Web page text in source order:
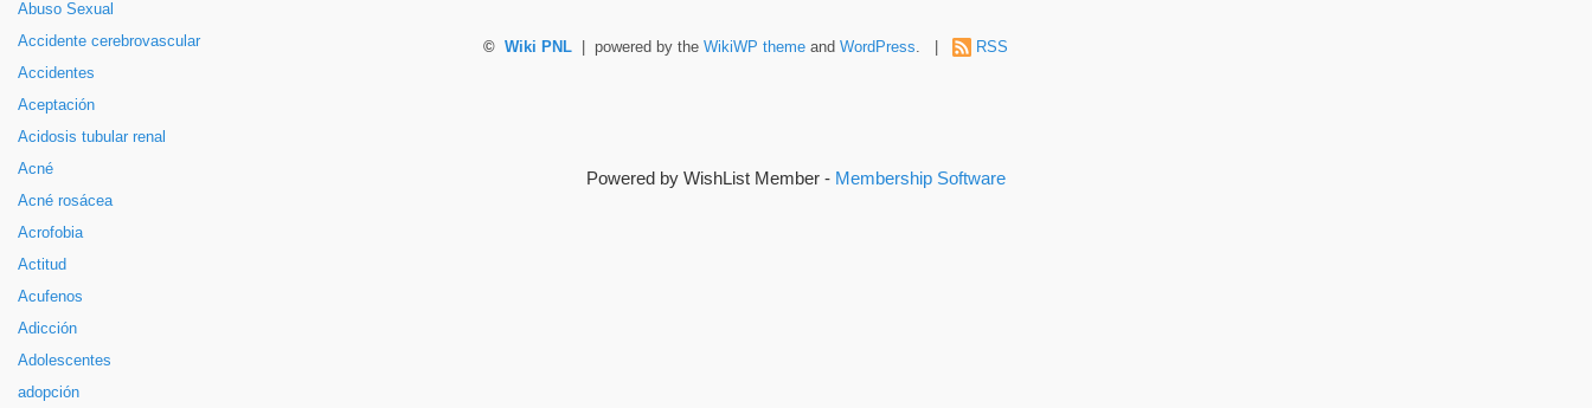
Abuso Sexual
Accidente cerebrovascular
Accidentes
Aceptación
Acidosis tubular renal
Acné
Acné rosácea
Acrofobia
Actitud
Acufenos
Adicción
Adolescentes
adopción
© Wiki PNL | powered by the WikiWP theme and WordPress. | RSS
Powered by WishList Member - Membership Software